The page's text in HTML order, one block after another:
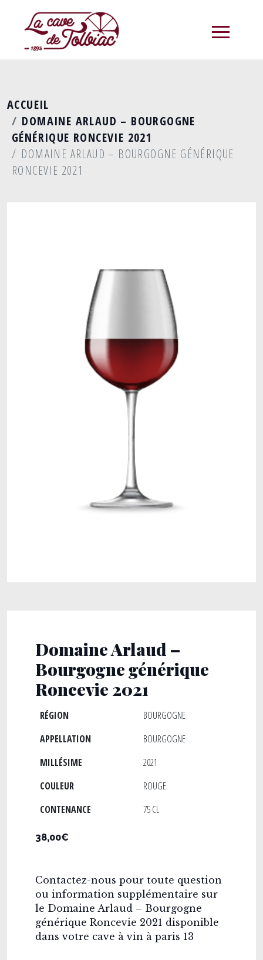
ACCUEIL
DOMAINE ARLAUD – BOURGOGNE
GÉNÉRIQUE RONCEVIE 2021
DOMAINE ARLAUD – BOURGOGNE GÉNÉRIQUE
RONCEVIE 2021
Domaine Arlaud –
Bourgogne générique
Roncevie 2021
RÉGION
BOURGOGNE
APPELLATION
BOURGOGNE
MILLÉSIME
2021
COULEUR
ROUGE
CONTENANCE
75 CL
38,00€
Contactez-nous pour toute question
ou information supplémentaire sur
le Domaine Arlaud – Bourgogne
générique Roncevie 2021 disponible
dans votre cave à vin à paris 13